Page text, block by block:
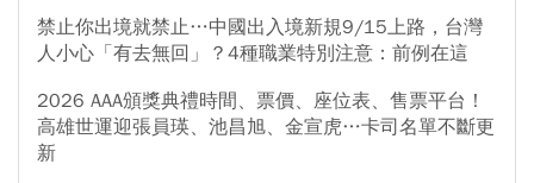
禁止你出境就禁止…中國出入境新規9/15上路，台灣
人小心「有去無回」？4種職業特別注意：前例在這
2026 AAA頒獎典禮時間、票價、座位表、售票平台！
高雄世運迎張員瑛、池昌旭、金宣虎…卡司名單不斷更
新